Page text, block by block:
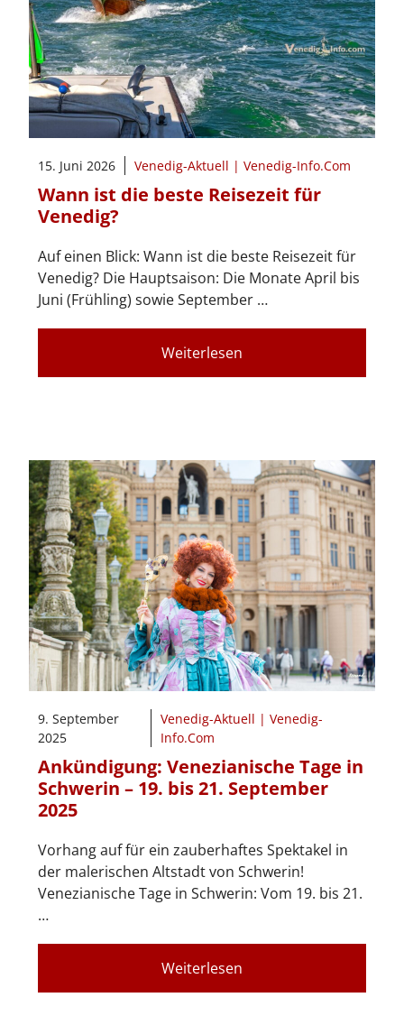
15. Juni 2026 Venedig-Aktuell | Venedig-Info.Com
Wann ist die beste Reisezeit für
Venedig?
Auf einen Blick: Wann ist die beste Reisezeit für
Venedig? Die Hauptsaison: Die Monate April bis
Juni (Frühling) sowie September …
Weiterlesen
9. September
2025
Venedig-Aktuell | Venedig-
Info.Com
Ankündigung: Venezianische Tage in
Schwerin – 19. bis 21. September
2025
Vorhang auf für ein zauberhaftes Spektakel in
der malerischen Altstadt von Schwerin!
Venezianische Tage in Schwerin: Vom 19. bis 21.
…
Weiterlesen